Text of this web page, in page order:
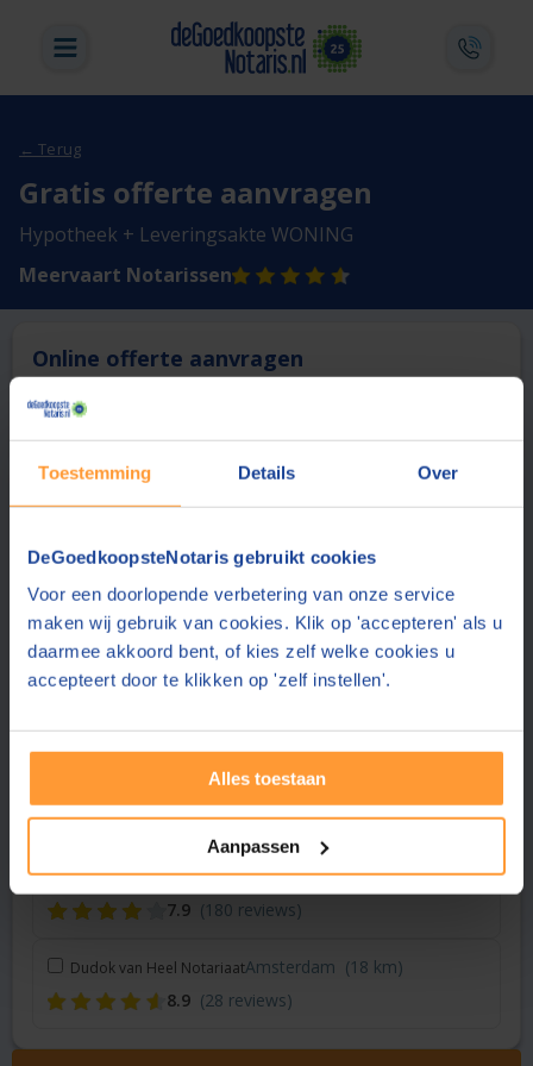
Toestemming Details Over
DeGoedkoopsteNotaris gebruikt cookies
Voor een doorlopende verbetering van onze service
maken wij gebruik van cookies. Klik op 'accepteren' als u
daarmee akkoord bent, of kies zelf welke cookies u
accepteert door te klikken op 'zelf instellen'.
Alles toestaan
Aanpassen
← Terug
Gratis offerte aanvragen
Hypotheek + Leveringsakte WONING
Meervaart Notarissen
Online offerte aanvragen
Deze notaris biedt momenteel niet de mogelijkheid online
1 Vergelijk en bespaar
Vraag een offerte aan bij een andere notaris in de buurt
Gopisingh Van Os NotarissenHoofddorp (6 km)
8.3
(158 reviews)
De Boer Advies & Notariaat Hoofddorp
8.5 (159 reviews)
Hussain Van der Putt notariaatHaarlem
8.7 (161 reviews)
Bakker & Neve NotarissenLeiderdorp (16 km)
7.9 (180 reviews)
Dudok van Heel NotariaatAmsterdam (18 km)
8.9 (28 reviews)